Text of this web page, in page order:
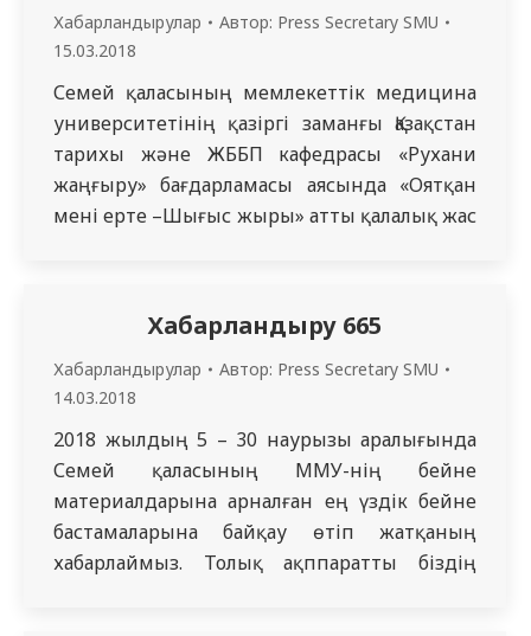
Хабарландырулар Автор: Press Secretary SMU
15.03.2018
Семей қаласының мемлекеттік медицина
университетінің қазіргі заманғы Қазақстан
тарихы және ЖББП кафедрасы «Рухани
жаңғыру» бағдарламасы аясында «Оятқан
мені ерте –Шығыс жыры» атты қалалық жас
Хабарландыру 665
Хабарландырулар Автор: Press Secretary SMU
14.03.2018
2018 жылдың 5 – 30 наурызы аралығында
Семей қаласының ММУ-нің бейне
материалдарына арналған ең үздік бейне
бастамаларына байқау өтіп жатқаның
хабарлаймыз. Толық ақппаратты біздің